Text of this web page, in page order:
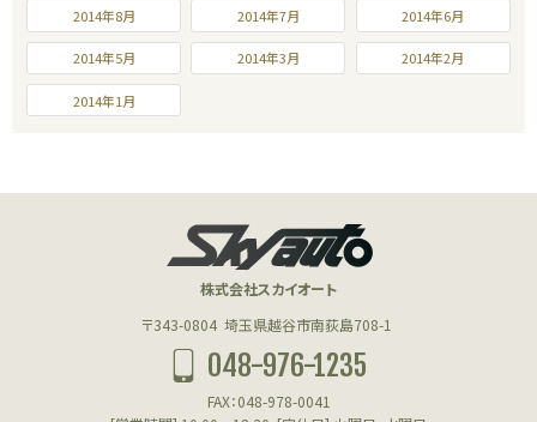
2014年8月 2014年7月 2014年6月
2014年5月 2014年3月 2014年2月
2014年1月
株式会社スカイオート
〒343-0804 埼玉県越谷市南荻島708-1
048-976-1235
FAX：048-978-0041